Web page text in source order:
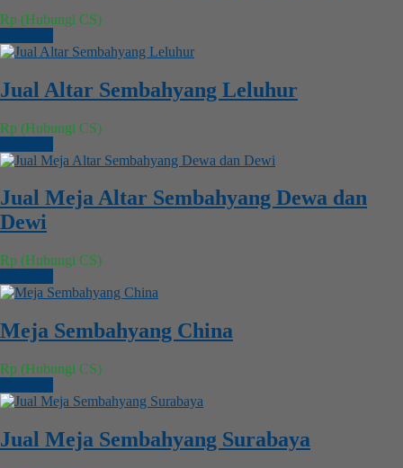
Rp (Hubungi CS)
Jual Altar Sembahyang Leluhur
Rp (Hubungi CS)
Jual Meja Altar Sembahyang Dewa dan
Dewi
Rp (Hubungi CS)
Meja Sembahyang China
Rp (Hubungi CS)
Jual Meja Sembahyang Surabaya